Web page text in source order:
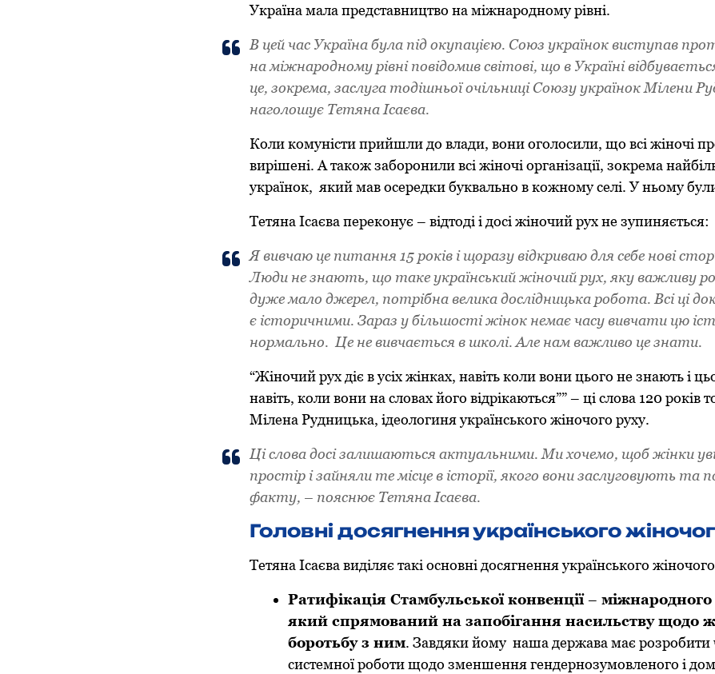
Україна мала представництво на міжнародному рівні.
В цей час Україна була під окупацією. Союз українок виступав
на міжнародному рівні повідомив світові, що в Україні
це, зокрема, заслуга тодішньої очільниці Союзу українок Мілени
наголошує Тетяна Ісаєва.
Коли комуністи прийшли до влади, вони оголосили, що всі жіночі
вирішені. А також заборонили всі жіночі організації, зокрема
українок, який мав осередки буквально в кожному селі. У ньому
Тетяна Ісаєва переконує – відтоді і досі жіночий рух не зупиняється:
Я вивчаю це питання 15 років і щоразу відкриваю для себе нові
Люди не знають, що таке український жіночий рух, яку важливу
дуже мало джерел, потрібна велика дослідницька робота. Всі ці
є історичними. Зараз у більшості жінок немає часу вивчати цю
нормально. Це не вивчається в школі. Але нам важливо це знати.
“Жіночий рух діє в усіх жінках, навіть коли вони цього не знають і
навіть, коли вони на словах його відрікаються”” – ці слова 120 років
Мілена Рудницька, ідеологиня українського жіночого руху.
Ці слова досі залишаються актуальними. Ми хочемо, щоб жінки
простір і зайняли те місце в історії, якого вони заслуговують та
факту, – пояснює Тетяна Ісаєва.
Головні досягнення українського
Тетяна Ісаєва виділяє такі основні досягнення українського
Ратифікація Стамбульської конвенції– міжнародного
який спрямований на запобігання насильству щодо
боротьбу з ним. Завдяки йому наша держава має розробити
системної роботи щодо зменшення гендернозумовленого і